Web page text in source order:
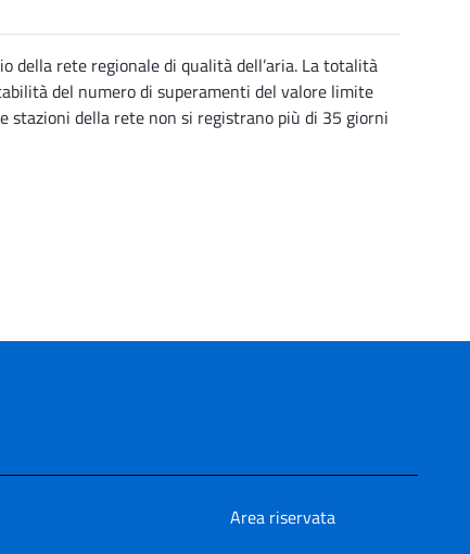
della rete regionale di qualità dell’aria. La totalità
del numero di superamenti del valore limite
stazioni della rete non si registrano più di 35 giorni
Area riservata